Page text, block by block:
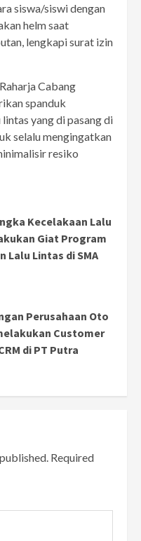
siswa/siswi dengan
helm saat
lengkapi surat izin
Cabang
spanduk
yang di pasang di
selalu mengingatkan
resiko
Kecelakaan Lalu
Giat Program
Lalu Lintas di SMA
Perusahaan Oto
Customer
di PT Putra
Required